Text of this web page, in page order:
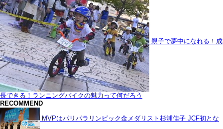
親子で夢中になれる！成
長できる！ランニングバイクの魅力って何だろう
RECOMMEND
MVPはパリパラリンピック金メダリスト杉浦佳子 JCF初とな